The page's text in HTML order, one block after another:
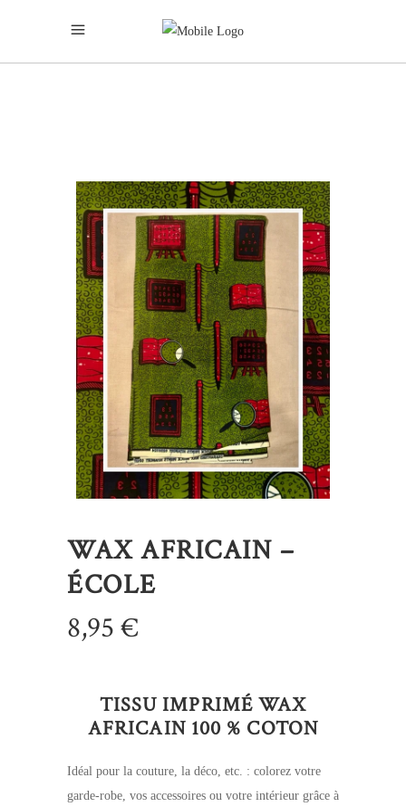
WAX AFRICAIN –
ÉCOLE
8,95€
TISSU IMPRIMÉ WAX
AFRICAIN 100 % COTON
Idéal pour la couture, la déco, etc. : colorez votre
garde-robe, vos accessoires ou votre intérieur grâce à